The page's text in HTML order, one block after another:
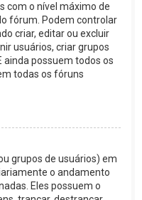
com o nível máximo de
fórum. Podem controlar
criar, editar ou excluir
usuários, criar grupos
ainda possuem todos os
todas os fóruns
grupos de usuários) em
o andamento
Eles possuem o